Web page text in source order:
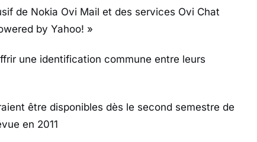
de Nokia Ovi Mail et des services Ovi Chat
by Yahoo! »
une identification commune entre leurs
être disponibles dès le second semestre de
en 2011